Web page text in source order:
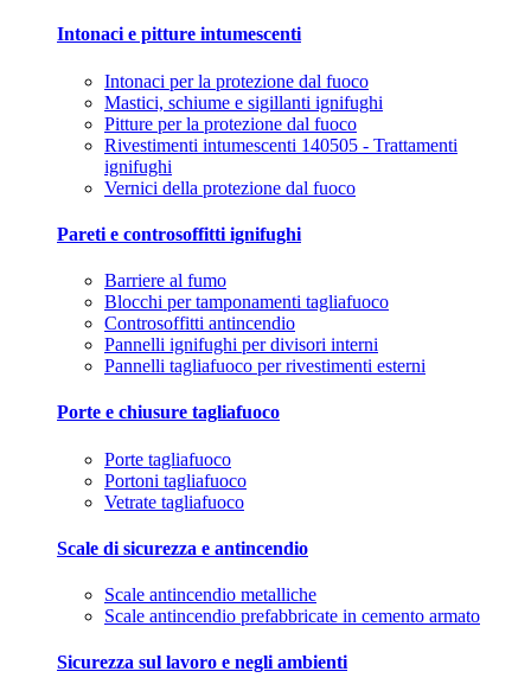
Intonaci e pitture intumescenti
Intonaci per la protezione dal fuoco
Mastici, schiume e sigillanti ignifughi
Pitture per la protezione dal fuoco
Rivestimenti intumescenti 140505 - Trattamenti
ignifughi
Vernici della protezione dal fuoco
Pareti e controsoffitti ignifughi
Barriere al fumo
Blocchi per tamponamenti tagliafuoco
Controsoffitti antincendio
Pannelli ignifughi per divisori interni
Pannelli tagliafuoco per rivestimenti esterni
Porte e chiusure tagliafuoco
Porte tagliafuoco
Portoni tagliafuoco
Vetrate tagliafuoco
Scale di sicurezza e antincendio
Scale antincendio metalliche
Scale antincendio prefabbricate in cemento armato
Sicurezza sul lavoro e negli ambienti